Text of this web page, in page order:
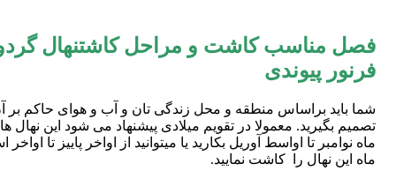
فصل مناسب کاشت و مراحل کاشتنهال
فرنور پیوندی
شما باید براساس منطقه و محل زندگی تان و آب و هوای حاکم بر
تصمیم بگیرید. معمولا در تقویم میلادی پیشنهاد می شود این نهال ها
ماه نوامبر تا اواسط آوریل بکارید یا میتوانید از اواخر پاییز تا اواخر
ماه این نهال را کاشت نمایید.